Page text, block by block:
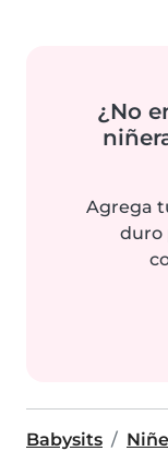
¿No
Agrega
duro
Babysits